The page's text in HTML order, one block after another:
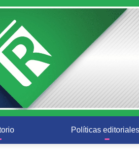
Políticas editoriales